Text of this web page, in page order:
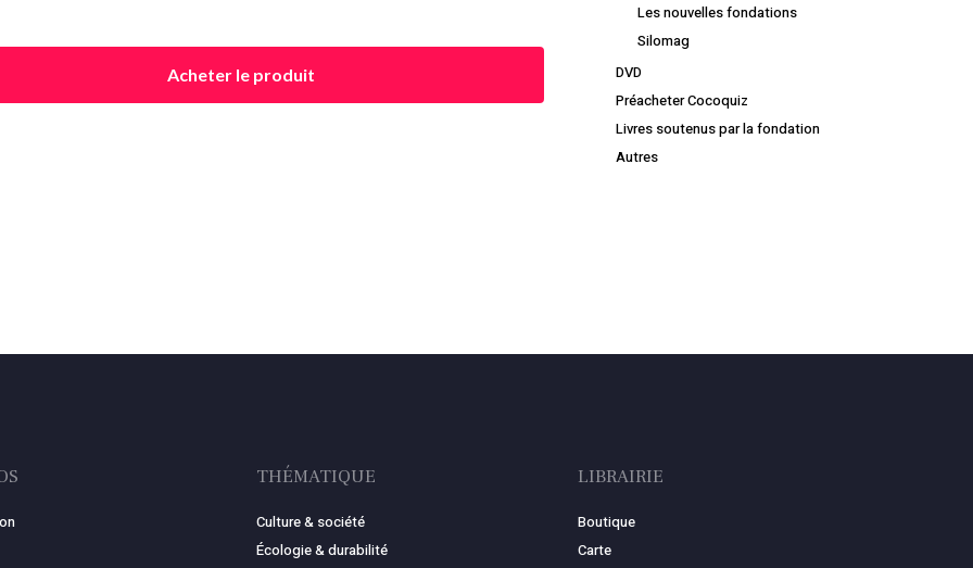
Acheter le produit
Les nouvelles fondations
Silomag
DVD
Préacheter Cocoquiz
Livres soutenus par la fondation
Autres
THÉMATIQUE
Culture & société
Écologie & durabilité
LIBRAIRIE
Boutique
Carte